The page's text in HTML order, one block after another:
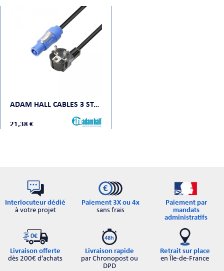
ADAM HALL CABLES 3 STAR PCON 0500
21,38 €
Interlocuteur dédié
à votre projet
Paiement 3X ou 4x
sans frais
Paiement par
mandats
administratifs
Livraison offerte
dès 200€ d’achats
Livraison rapide
par Chronopost ou
DPD
Retrait sur place
en Île-de-France